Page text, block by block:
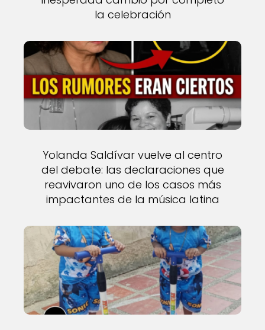
la celebración
Yolanda Saldívar vuelve al centro
del debate: las declaraciones que
reavivaron uno de los casos más
impactantes de la música latina